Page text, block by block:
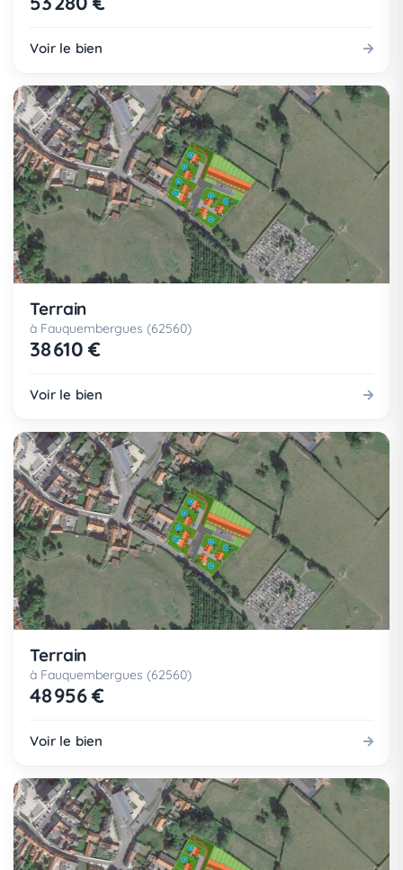
Voir le bien
Terrain
à Fauquembergues (62560)
38 610 €
Voir le bien
Terrain
à Fauquembergues (62560)
48 956 €
Voir le bien